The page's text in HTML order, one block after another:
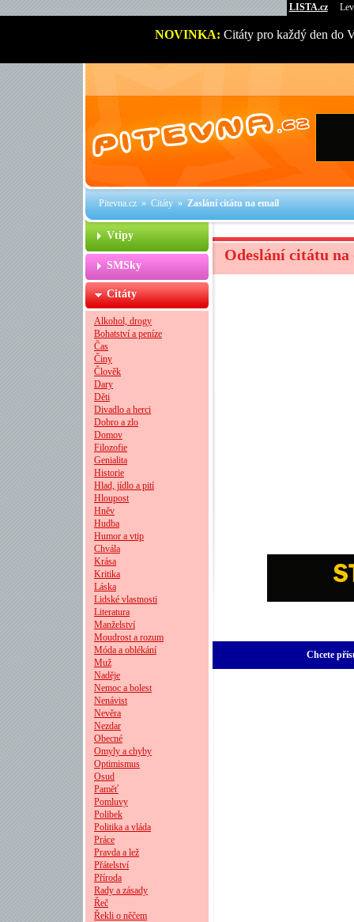
LISTA.cz
NOVINKA: Citáty pro každý den do
Pitevna.cz»Citáty»Zaslání citátu na email
Vtipy
SMSky
Citáty
Alkohol, drogy
Bohatství a peníze
Čas
Činy
Člověk
Dary
Děti
Divadlo a herci
Dobro a zlo
Domov
Filozofie
Genialita
Historie
Hlad, jídlo a pití
Hloupost
Hněv
Hudba
Humor a vtip
Chvála
Krása
Kritika
Láska
Lidské vlastnosti
Literatura
Manželství
Moudrost a rozum
Móda a oblékání
Muž
Naděje
Nemoc a bolest
Nenávist
Nevěra
Nezdar
Obecné
Omyly a chyby
Optimismus
Osud
Paměť
Pomluvy
Polibek
Politika a vláda
Práce
Pravda a lež
Přátelství
Příroda
Rady a zásady
Řeč
Řekli o něčem
Odeslání citátu na
Chcete